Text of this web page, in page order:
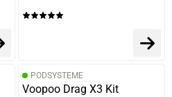
PODSYSTEME
Voopoo Drag X3 Kit